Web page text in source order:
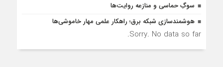
سوگِ حماسی و منازعه روایت‌ها
هوشمندسازی شبکه برق؛ راهکار علمی مهار خاموشی‌ها
Sorry. No data so far.